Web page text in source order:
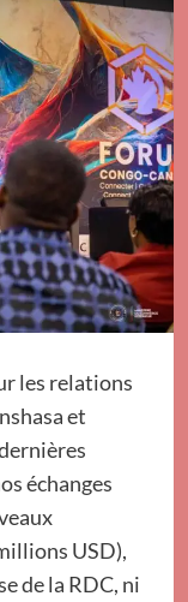
les relations
et
échanges
USD),
de la RDC, ni